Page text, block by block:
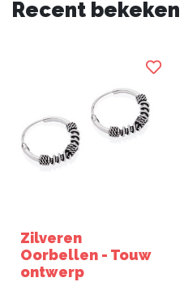
Recent bekeken
Zilveren
Oorbellen - Touw
ontwerp